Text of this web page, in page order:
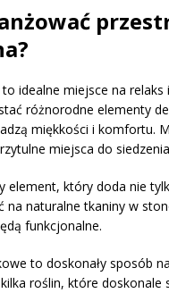
idealne miejsce na
różnorodne elementy
miękkości i komfortu.
miejsca do
element, który doda nie
na naturalne tkaniny w
funkcjonalne.
to doskonały sposób
roślin, które doskonale